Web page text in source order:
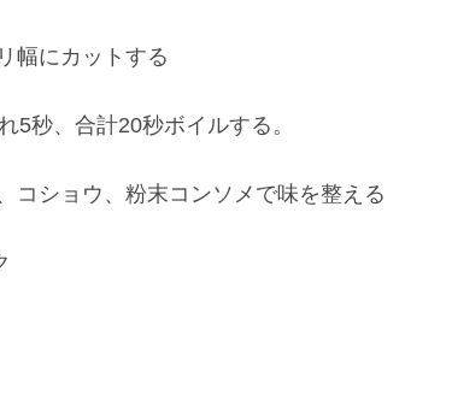
幅にカットする
5秒、合計20秒ボイルする。
コショウ、粉末コンソメで味を整える